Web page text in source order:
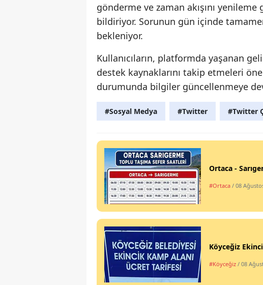
gönderme ve zaman akışını
bildiriyor. Sorunun gün içinde
bekleniyor.
Kullanıcıların, platformda yaşanan
destek kaynaklarını takip etmeleri
durumunda bilgiler güncellenmeye
#Sosyal Medya #Twitter #Twitter
Ortaca -
#Ortaca / 08
Köyceğiz
#Köyceğiz / 08